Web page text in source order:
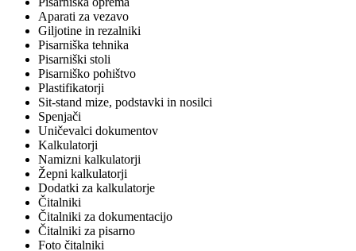
Aparati za vezavo
Giljotine in rezalniki
Pisarniška tehnika
Pisarniški stoli
Pisarniško pohištvo
Plastifikatorji
Sit-stand mize, podstavki in nosilci
Spenjači
Uničevalci dokumentov
Kalkulatorji
Namizni kalkulatorji
Žepni kalkulatorji
Dodatki za kalkulatorje
Čitalniki
Čitalniki za dokumentacijo
Čitalniki za pisarno
Foto čitalniki